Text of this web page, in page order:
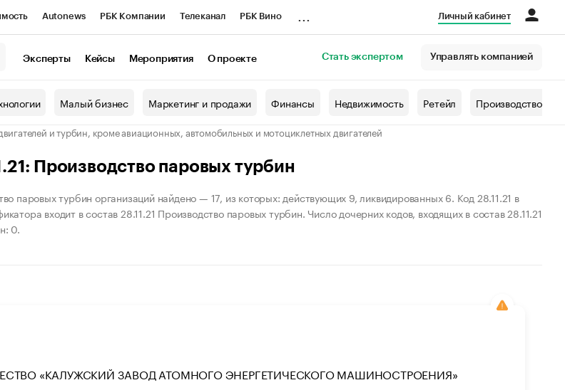
Autonews РБК Компании Телеканал РБК Вино Личный кабинет
Эксперты Кейсы Мероприятия О проекте Стать экспертом Управлять компанией
Малый бизнес Маркетинг и продажи Финансы Недвижимость Ретейл Производство
и турбин, кроме авиационных, автомобильных и мотоциклетных двигателей
Производство паровых турбин
паровых турбин организаций найдено — 17, из которых: действующих 9, ликвидированных 6. Код 28.11.21 в
входит в состав 28.11.21 Производство паровых турбин. Число дочерних кодов, входящих в состав 28.11.21
0.
«КАЛУЖСКИЙ ЗАВОД АТОМНОГО ЭНЕРГЕТИЧЕСКОГО МАШИНОСТРОЕНИЯ»